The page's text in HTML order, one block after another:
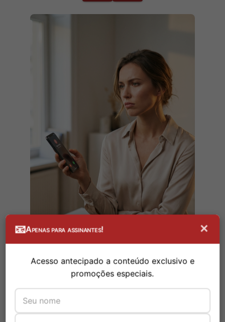
O uso combinado de apps e instrumentos
📧Apenas para assinantes! ×
Acesso antecipado a conteúdo exclusivo e
promoções especiais.